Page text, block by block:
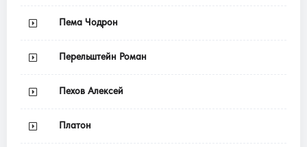
Пема Чодрон
Перельштейн Роман
Пехов Алексей
Платон